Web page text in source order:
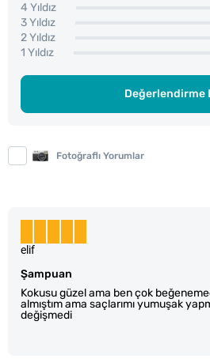
4 Yıldız
3 Yıldız
2 Yıldız
1 Yıldız
Değerlendirme
Fotoğraflı Yorumlar
Şampuan
Kokusu güzel ama ben çok
almıştım ama saçlarımı yumuşak
değişmedi
elif